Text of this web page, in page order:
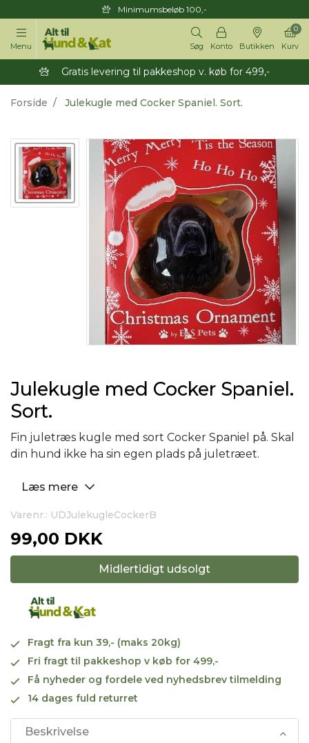
Minimumsbeløb 100,-
Menu Søg Konto Butikken Kurv
0
Gratis levering til pakkeshop v. køb for 499,-
Forside Julekugle med Cocker Spaniel. Sort.
Julekugle med Cocker Spaniel.
Sort.
Fin juletræs kugle med sort Cocker Spaniel på. Skal
din hund ikke ha sin egen plads på juletræet.
Læs mere
Varenr.: UDJulekugleCockerB
99,00 DKK
Midlertidigt udsolgt
Fragt fra kun 39,- (maks 20kg)
Fri fragt til pakkeshop v køb for 499,-
Få nyheder og fordele ved nyhedsbrev tilmelding
14 dages fuld returret
Beskrivelse